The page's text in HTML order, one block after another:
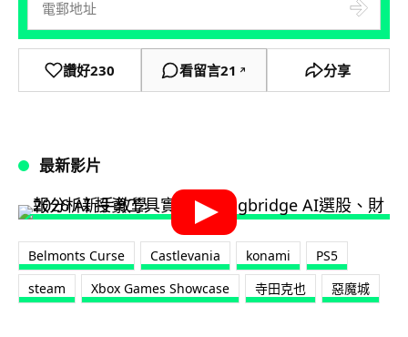
讚好230 看留言21 ↗ 分享
最新影片
Belmonts Curse Castlevania konami
PS5
steam
Xbox Games Showcase 寺田克也 惡魔城